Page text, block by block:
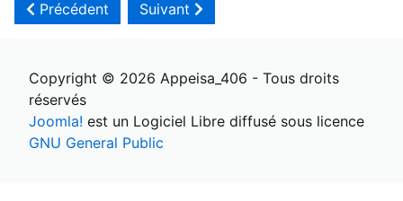
Article précédent : Cri du cœur 2016, … 2021
Précédent Article suivant : 2007… 2017 : Il nous
Suivant
Copyright © 2026 Appeisa_406 - Tous droits
réservés
Joomla! est un Logiciel Libre diffusé sous licence
GNU General Public